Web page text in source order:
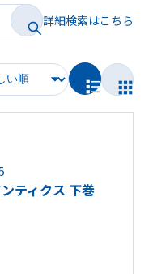
詳細検索はこちら
ティクス 下巻